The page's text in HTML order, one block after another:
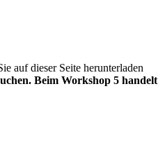
auf dieser Seite herunterladen
Beim Workshop 5 handelt